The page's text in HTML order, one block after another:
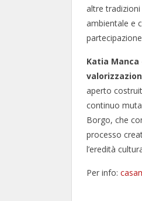
altre
ambientale e
Katia Manca
aperto
continuo
Borgo, che
processo
l’eredità
Per info: